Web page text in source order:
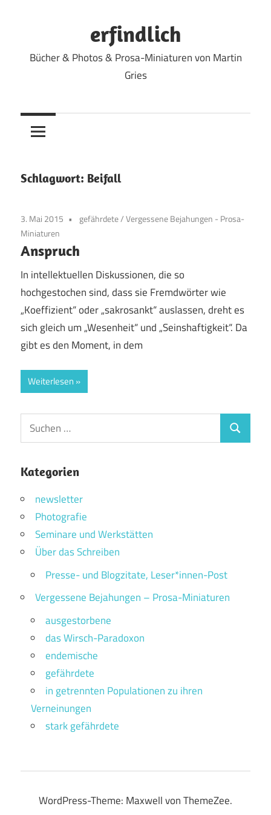
erfindlich
Bücher & Photos & Prosa-Miniaturen von Martin
Gries
Schlagwort: Beifall
3. Mai 2015 gefährdete/Vergessene Bejahungen - Prosa-
Miniaturen
Anspruch
In intellektuellen Diskussionen, die so
hochgestochen sind, dass sie Fremdwörter wie
„Koeffizient“ oder „sakrosankt“ auslassen, dreht es
sich gleich um „Wesenheit“ und „Seinshaftigkeit“. Da
gibt es den Moment, in dem
Weiterlesen
Suchen
nach:
Suchen
Kategorien
newsletter
Photografie
Seminare und Werkstätten
Über das Schreiben
Presse- und Blogzitate, Leser*innen-Post
Vergessene Bejahungen – Prosa-Miniaturen
ausgestorbene
das Wirsch-Paradoxon
endemische
gefährdete
in getrennten Populationen zu ihren
Verneinungen
stark gefährdete
WordPress-Theme: Maxwell von ThemeZee.